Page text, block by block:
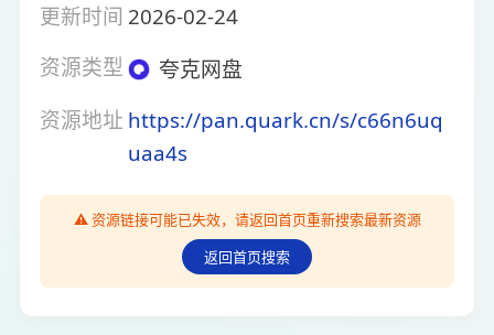
更新时间 2026-02-24
资源类型
夸克网盘
资源地址 https://pan.quark.cn/s/c66n6uq
uaa4s
⚠️ 资源链接可能已失效，请返回首页重新搜索最新资源
返回首页搜索